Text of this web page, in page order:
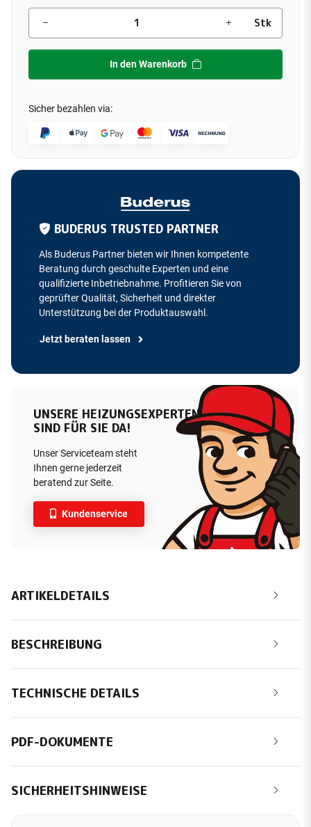
Stk
In den Warenkorb
Sicher bezahlen via:
BUDERUS TRUSTED PARTNER
Als Buderus Partner bieten wir Ihnen kompetente
Beratung durch geschulte Experten und eine
qualifizierte Inbetriebnahme. Profitieren Sie von
geprüfter Qualität, Sicherheit und direkter
Unterstützung bei der Produktauswahl.
Jetzt beraten lassen
UNSERE HEIZUNGSEXPERTEN
SIND FÜR SIE DA!
Unser Serviceteam steht
Ihnen gerne jederzeit
beratend zur Seite.
Kundenservice
ARTIKELDETAILS
BESCHREIBUNG
TECHNISCHE DETAILS
PDF-DOKUMENTE
SICHERHEITSHINWEISE